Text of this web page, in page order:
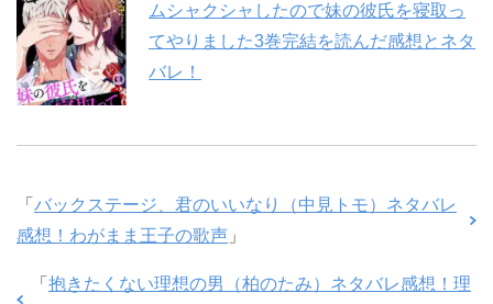
ムシャクシャしたので妹の彼氏を寝取っ
てやりました3巻完結を読んだ感想とネタ
バレ！
「 バックステージ、君のいいなり（中見トモ）ネタバレ
感想！わがまま王子の歌声 」
「 抱きたくない理想の男（柏のたみ）ネタバレ感想！理